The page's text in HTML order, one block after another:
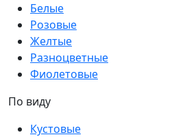
Белые
Розовые
Желтые
Разноцветные
Фиолетовые
По виду
Кустовые